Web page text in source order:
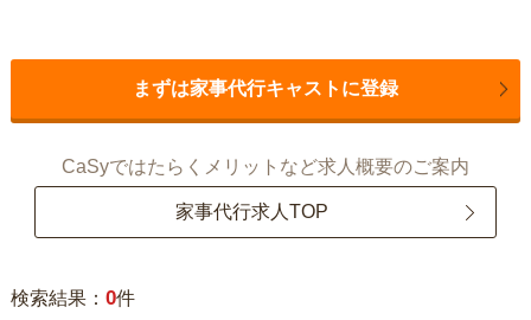
まずは家事代行キャストに登録
CaSyではたらくメリットなど求人概要のご案内
家事代行求人TOP
検索結果： 0件